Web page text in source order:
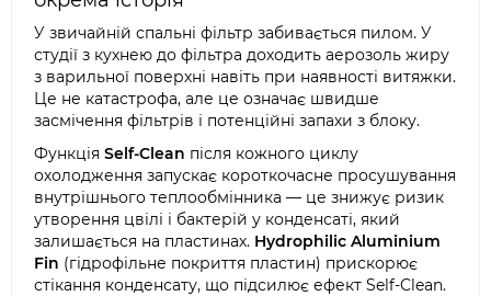
У звичайній спальні фільтр забивається пилом. У
студії з кухнею до фільтра доходить аерозоль жиру
з варильної поверхні навіть при наявності витяжки.
Це не катастрофа, але це означає швидше
засмічення фільтрів і потенційні запахи з блоку.
Функція Self-Clean після кожного циклу
охолодження запускає короткочасне просушування
внутрішнього теплообмінника — це знижує ризик
утворення цвілі і бактерій у конденсаті, який
залишається на пластинах. Hydrophilic Aluminium
Fin (гідрофільне покриття пластин) прискорює
стікання конденсату, що підсилює ефект Self-Clean.